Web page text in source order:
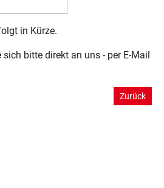
in Kürze.
sich bitte direkt an uns - per E-Mail
Zurück